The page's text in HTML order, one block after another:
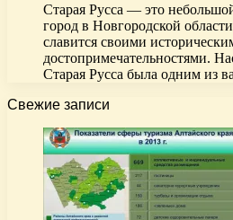
Старая Русса — это
город в Новгородской
славится своими
достопримечательностями.
Старая Русса была одним из
Свежие записи